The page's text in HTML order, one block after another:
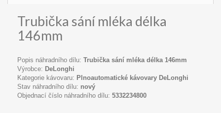
Trubička sání mléka délka
146mm
Popis náhradního dílu: Trubička sání mléka délka 146mm
Výrobce: DeLonghi
Kategorie kávovaru: Plnoautomatické kávovary DeLonghi
Stav náhradního dílu: nový
Objednací číslo náhradního dílu: 5332234800